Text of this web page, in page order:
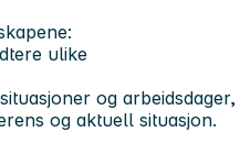
ulike
og arbeidsdager,
og aktuell situasjon.